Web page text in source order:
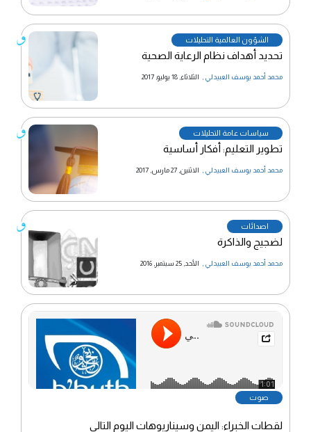
الشؤون العالمية التحليلات
تحديد أهداف نظام الرعاية الصحية
محمد أحمد يوسف العبيدلي الثلاثاء, 18 يوليو, 2017
سياسات عامة التحليلات
تطوير التعليم: أفكار أساسية
محمد أحمد يوسف العبيدلي الاثنين, 27 مارس, 2017
اصدائات
لضجيج والذاكرة
محمد أحمد يوسف العبيدلي الأحد, 25 سبتمبر, 2016
صوت
لقطات الخبراء: اليمن وسيناريوهات اليوم التالي